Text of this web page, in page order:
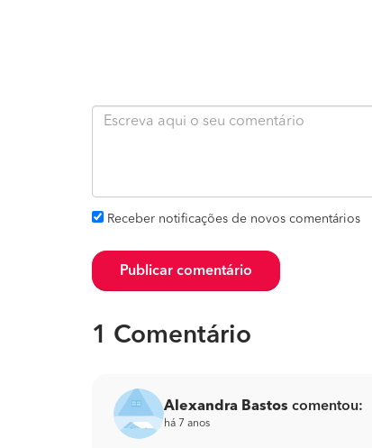
Receber notificações de novos comentários
Publicar comentário
1 Comentário
Alexandra Bastos comentou:
há 7 anos